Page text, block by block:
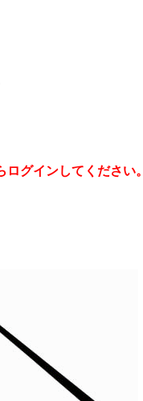
ログインしてください。